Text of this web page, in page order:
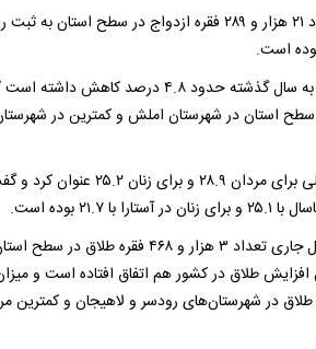
مدیرکل ثبت احوال گیلان افزود: در ۸ ماهه امسال همچنین تعداد ۲۱ هزار و ۲۸۹
وی ادامه داد: میزان ازدواج به ثبت رسیده در سال جاری نسبت به
در سطح استان در شهرستان املش و کمترین در
خندستانی بیشترین میانگین سنتی ازدواج را در شهرستان
است.
وی همچنین در خصوص آمار طلاق در استان گفت: در ۸ ماهه سال
در شهرستان‌های رودسر و لاهیجان و کمترین